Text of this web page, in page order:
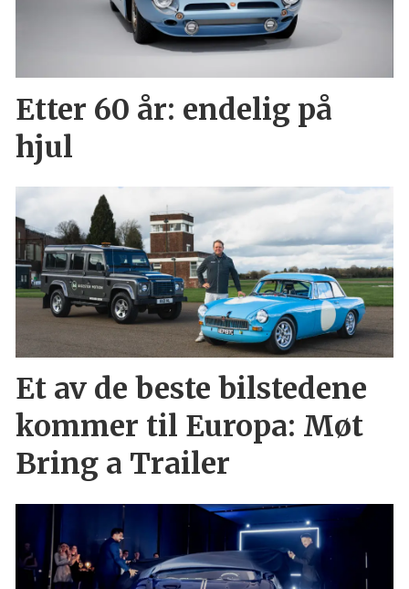
Etter 60 år: endelig på
hjul
Et av de beste bilstedene
kommer til Europa: Møt
Bring a Trailer